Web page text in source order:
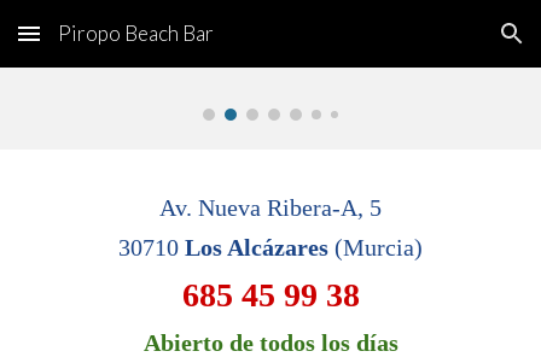
Skip to main content Skip to navigation
Piropo Beach Bar
Av. Nueva Ribera-A, 5
30710 Los Alcázares (Murcia)
685 45 99 38
Abierto de todos los días